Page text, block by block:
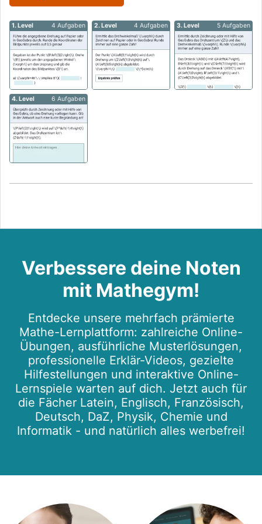
1. Level 4 Aufgaben 2. Level 4 Aufgaben 3. Level 5 Aufgaben
4. Level 6 Aufgaben
Verbessere deine Noten
mit Mathegym!
Entdecke unsere mehrfach prämierte
Mathe-Lernplattform: zahlreiche Online-
Übungen, ausführliche Musterlösungen,
professionelle Erklär-Videos, gezielte
Hilfestellungen und interaktive Online-
Lernspiele warten auf dich. Jetzt auch für
die Fächer Latein, Englisch, Französisch,
Deutsch, DaZ, Physik, Chemie und
Informatik - und natürlich alles werbefrei!